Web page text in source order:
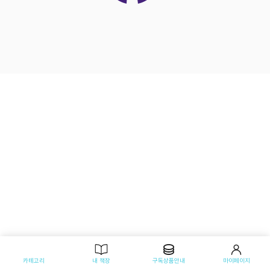
카테고리 내 책장 구독상품안내 마이페이지